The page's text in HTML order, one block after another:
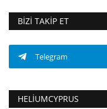
BIZI TAKIP ET
Telegram
HELIUMCYPRUS